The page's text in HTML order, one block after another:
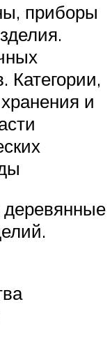
приборы
Категории,
и